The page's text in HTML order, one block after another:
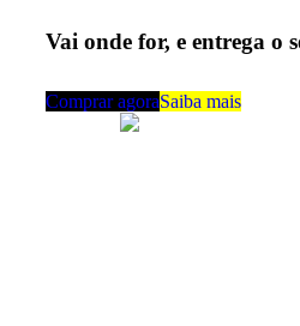
Vai onde for, e entrega o
Comprar agoraSaiba mais